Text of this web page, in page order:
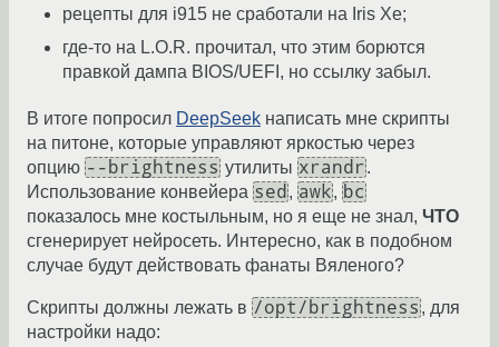
рецепты для i915 не сработали на Iris Xe;
где-то на L.O.R. прочитал, что этим борются
правкой дампа BIOS/UEFI, но ссылку забыл.
В итоге попросил DeepSeek написать мне скрипты
на питоне, которые управляют яркостью через
опцию --brightness утилиты xrandr .
Использование конвейера sed , awk, bc
показалось мне костыльным, но я еще не знал, ЧТО
сгенерирует нейросеть. Интересно, как в подобном
случае будут действовать фанаты Вяленого?
Скрипты должны лежать в /opt/brightness , для
настройки надо: